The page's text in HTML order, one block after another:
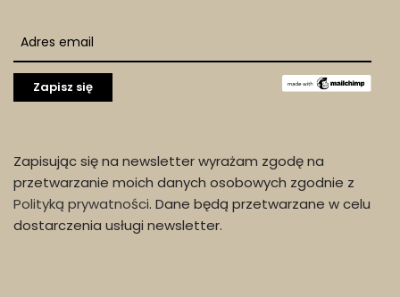
Zapisując się na newsletter wyrażam zgodę na
przetwarzanie moich danych osobowych zgodnie z
Polityką prywatności. Dane będą przetwarzane w celu
dostarczenia usługi newsletter.